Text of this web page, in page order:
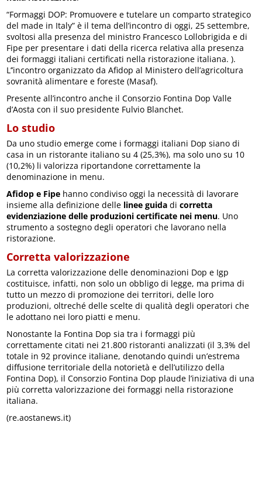
“Formaggi DOP: Promuovere e tutelare un comparto strategico
del made in Italy” è il tema dell’incontro di oggi, 25 settembre,
svoltosi alla presenza del ministro Francesco Lollobrigida e di
Fipe per presentare i dati della ricerca relativa alla presenza
dei formaggi italiani certificati nella ristorazione italiana. ).
L’’incontro organizzato da Afidop al Ministero dell’agricoltura
sovranità alimentare e foreste (Masaf).
Presente all’incontro anche il Consorzio Fontina Dop Valle
d’Aosta con il suo presidente Fulvio Blanchet.
Lo studio
Da uno studio emerge come i formaggi italiani Dop siano di
casa in un ristorante italiano su 4 (25,3%), ma solo uno su 10
(10,2%) li valorizza riportandone correttamente la
denominazione in menu.
Afidop e Fipe hanno condiviso oggi la necessità di lavorare
insieme alla definizione delle linee guidadi corretta
evidenziazione delle produzioni certificate nei menu. Uno
strumento a sostegno degli operatori che lavorano nella
ristorazione.
Corretta valorizzazione
La corretta valorizzazione delle denominazioni Dop e Igp
costituisce, infatti, non solo un obbligo di legge, ma prima di
tutto un mezzo di promozione dei territori, delle loro
produzioni, oltreché delle scelte di qualità degli operatori che
le adottano nei loro piatti e menu.
Nonostante la Fontina Dop sia tra i formaggi più
correttamente citati nei 21.800 ristoranti analizzati (il 3,3% del
totale in 92 province italiane, denotando quindi un’estrema
diffusione territoriale della notorietà e dell’utilizzo della
Fontina Dop), il Consorzio Fontina Dop plaude l’iniziativa di una
più corretta valorizzazione dei formaggi nella ristorazione
italiana.
(re.aostanews.it)